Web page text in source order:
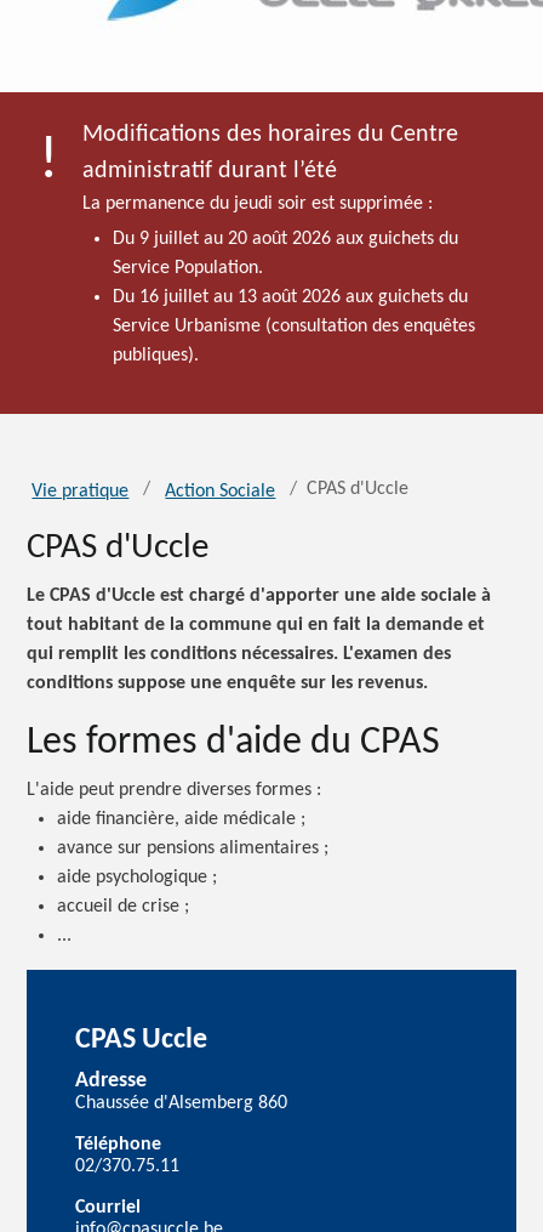
Modifications des horaires du Centre
administratif durant l’été
La permanence du jeudi soir est supprimée :
Du 9 juillet au 20 août 2026 aux guichets du
Service Population.
Du 16 juillet au 13 août 2026 aux guichets du
Service Urbanisme (consultation des enquêtes
publiques).
Vie pratique Action Sociale CPAS d'Uccle
CPAS d'Uccle
Le CPAS d'Uccle est chargé d'apporter une aide sociale à
tout habitant de la commune qui en fait la demande et
qui remplit les conditions nécessaires. L'examen des
conditions suppose une enquête sur les revenus.
Les formes d'aide du CPAS
L'aide peut prendre diversesformes :
aide financière, aide médicale ;
avance sur pensions alimentaires ;
aide psychologique ;
accueil de crise ;
...
CPAS Uccle
Adresse
Chaussée d'Alsemberg 860
Téléphone
02/370.75.11
Courriel